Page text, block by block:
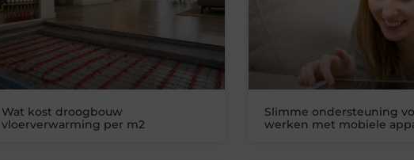
Wat kost droogbouw
vloerverwarming per m2
Slimme ondersteuning
werken met mobiele